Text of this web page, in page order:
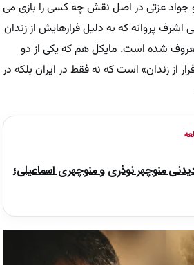
عزتی در اصل نقش چه کسی را بازی می
پروانه که به دلیل فرارهایش از زندان
شده است. مایکل هم که یکی از دو
زندان» است که نه فقط در ایران بلکه در
منوچهر نوذری و منوچهری اسماعیلی؛